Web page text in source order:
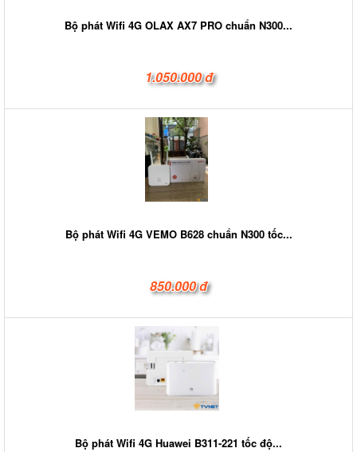
Bộ phát Wifi 4G OLAX AX7 PRO chuẩn N300...
1.050.000 đ
Bộ phát Wifi 4G VEMO B628 chuẩn N300 tốc...
850.000 đ
Bộ phát Wifi 4G Huawei B311-221 tốc độ...